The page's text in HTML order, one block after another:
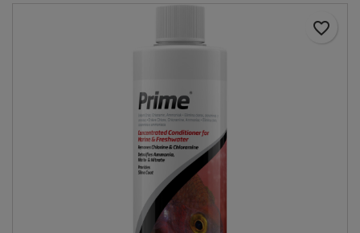
favorite_border